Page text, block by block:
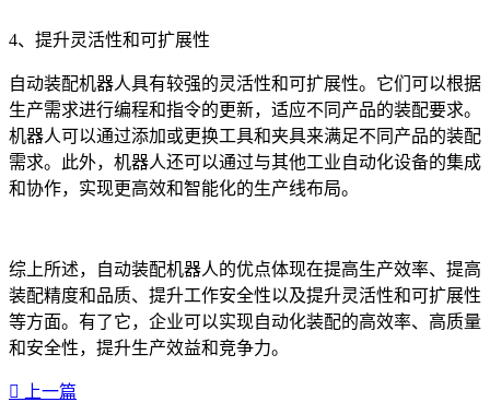
4、提升灵活性和可扩展性
自动装配机器人具有较强的灵活性和可扩展性。它们可以根据
生产需求进行编程和指令的更新，适应不同产品的装配要求。
机器人可以通过添加或更换工具和夹具来满足不同产品的装配
需求。此外，机器人还可以通过与其他工业自动化设备的集成
和协作，实现更高效和智能化的生产线布局。
综上所述，自动装配机器人的优点体现在提高生产效率、提高
装配精度和品质、提升工作安全性以及提升灵活性和可扩展性
等方面。有了它，企业可以实现自动化装配的高效率、高质量
和安全性，提升生产效益和竞争力。
上一篇